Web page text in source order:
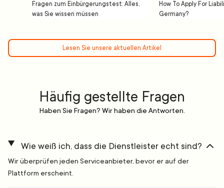
Fragen zum Einbürgerungstest: Alles,
was Sie wissen müssen
How To Apply For
Germany?
Lesen Sie unsere aktuellen Artikel
Häufig gestellte Fragen
Haben Sie Fragen? Wir haben die Antworten.
Wie weiß ich, dass die Dienstleister echt sind?
Wir überprüfen jeden Serviceanbieter, bevor er auf der
Plattform erscheint.